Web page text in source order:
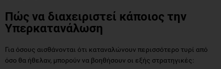
Πώς να διαχειριστεί κάποιος την
Υπερκατανάλωση
Για όσους αισθάνονται ότι καταναλώνουν περισσότερο τυρί από
όσο θα ήθελαν, μπορούν να βοηθήσουν οι εξής στρατηγικές: